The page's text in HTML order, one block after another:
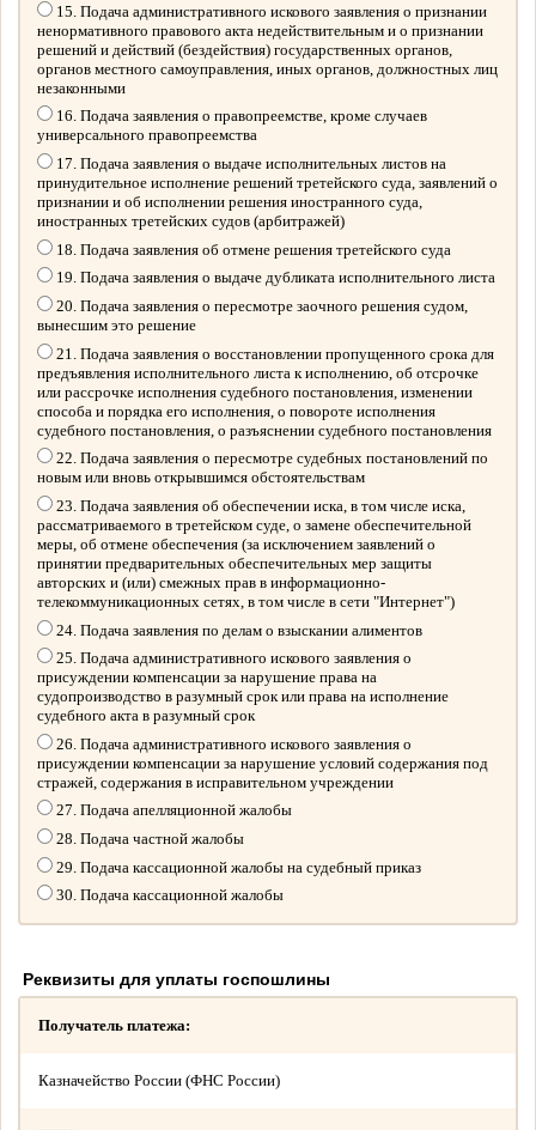
15. Подача административного искового заявления о признании
ненормативного правового акта недействительным и о признании
решений и действий (бездействия) государственных органов,
органов местного самоуправления, иных органов, должностных лиц
незаконными
16. Подача заявления о правопреемстве, кроме случаев
универсального правопреемства
17. Подача заявления о выдаче исполнительных листов на
принудительное исполнение решений третейского суда, заявлений о
признании и об исполнении решения иностранного суда,
иностранных третейских судов (арбитражей)
18. Подача заявления об отмене решения третейского суда
19. Подача заявления о выдаче дубликата исполнительного листа
20. Подача заявления о пересмотре заочного решения судом,
вынесшим это решение
21. Подача заявления о восстановлении пропущенного срока для
предъявления исполнительного листа к исполнению, об отсрочке
или рассрочке исполнения судебного постановления, изменении
способа и порядка его исполнения, о повороте исполнения
судебного постановления, о разъяснении судебного постановления
22. Подача заявления о пересмотре судебных постановлений по
новым или вновь открывшимся обстоятельствам
23. Подача заявления об обеспечении иска, в том числе иска,
рассматриваемого в третейском суде, о замене обеспечительной
меры, об отмене обеспечения (за исключением заявлений о
принятии предварительных обеспечительных мер защиты
авторских и (или) смежных прав в информационно-
телекоммуникационных сетях, в том числе в сети "Интернет")
24. Подача заявления по делам о взыскании алиментов
25. Подача административного искового заявления о
присуждении компенсации за нарушение права на
судопроизводство в разумный срок или права на исполнение
судебного акта в разумный срок
26. Подача административного искового заявления о
присуждении компенсации за нарушение условий содержания под
стражей, содержания в исправительном учреждении
27. Подача апелляционной жалобы
28. Подача частной жалобы
29. Подача кассационной жалобы на судебный приказ
30. Подача кассационной жалобы
Реквизиты для уплаты госпошлины
Получатель платежа:
Казначейство России (ФНС России)